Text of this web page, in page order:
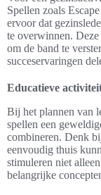
Spellen zoals
ervoor dat
te overwinnen.
om de band te
succeservaringen
Educatieve
Bij het plannen van
spellen een
combineren. Denk
eenvoudig thuis
stimuleren niet
belangrijke